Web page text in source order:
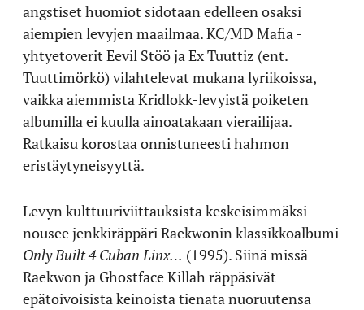
angstiset huomiot sidotaan edelleen osaksi
aiempien levyjen maailmaa. KC/MD Mafia -
yhtyetoverit Eevil Stöö ja Ex Tuuttiz (ent.
Tuuttimörkö) vilahtelevat mukana lyriikoissa,
vaikka aiemmista Kridlokk-levyistä poiketen
albumilla ei kuulla ainoatakaan vierailijaa.
Ratkaisu korostaa onnistuneesti hahmon
eristäytyneisyyttä.
Levyn kulttuuriviittauksista keskeisimmäksi
nousee jenkkiräppäri Raekwonin klassikkoalbumi
Only Built 4 Cuban Linx… (1995). Siinä missä
Raekwon ja Ghostface Killah räppäsivät
epätoivoisista keinoista tienata nuoruutensa